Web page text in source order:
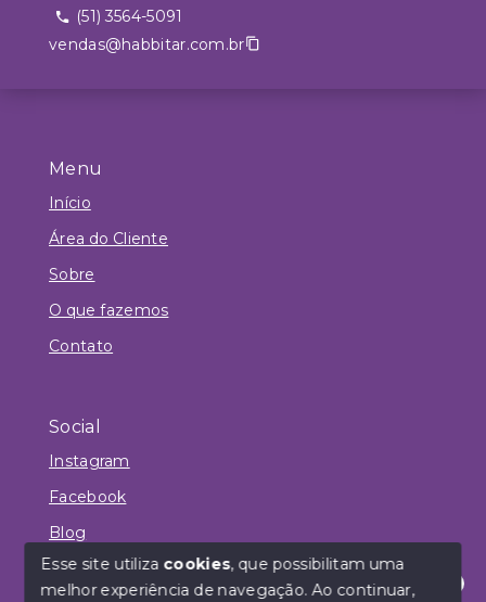
Menu
Início
Área do Cliente
Sobre
O que fazemos
Contato
Social
Instagram
Facebook
Blog
(51) 3564-5091
vendas@habbitar.com.br
Esse site utiliza cookies, que possibilitam uma
melhor experiência de navegação.Ao continuar,